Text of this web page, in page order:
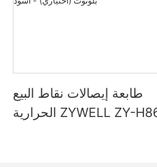
طابعة إيصالات نقاط البيع
الحرارية ZYWELL ZY-H861 مع